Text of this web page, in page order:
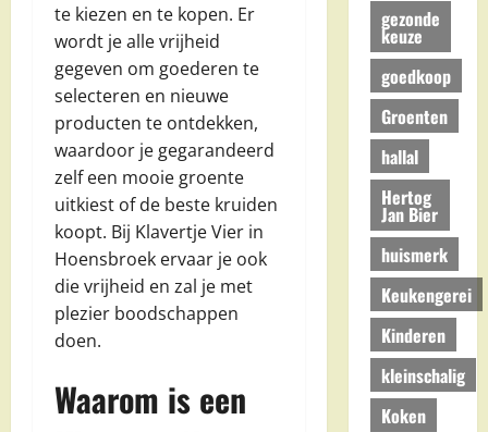
te kiezen en te kopen. Er
wordt je alle vrijheid
gegeven om goederen te
selecteren en nieuwe
producten te ontdekken,
waardoor je gegarandeerd
zelf een mooie groente
uitkiest of de beste kruiden
koopt. Bij Klavertje Vier in
Hoensbroek ervaar je ook
die vrijheid en zal je met
plezier boodschappen
doen.
Waarom is een
gezonde
keuze
goedkoop
Groenten
hallal
Hertog
Jan Bier
huismerk
Keukengerei
Kinderen
kleinschalig
Koken